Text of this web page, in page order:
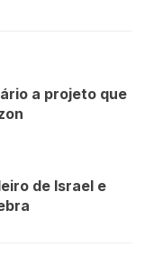
a projeto que
de Israel e